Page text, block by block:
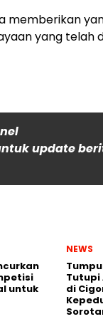
memberikan
yang telah
update
untuk
NEWS
Tutupi
di